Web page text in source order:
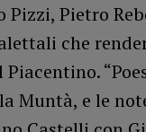
Pizzi, Pietro
che
Muntà, e le